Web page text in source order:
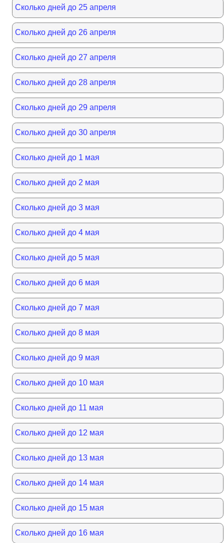
Сколько дней до 25 апреля
Сколько дней до 26 апреля
Сколько дней до 27 апреля
Сколько дней до 28 апреля
Сколько дней до 29 апреля
Сколько дней до 30 апреля
Сколько дней до 1 мая
Сколько дней до 2 мая
Сколько дней до 3 мая
Сколько дней до 4 мая
Сколько дней до 5 мая
Сколько дней до 6 мая
Сколько дней до 7 мая
Сколько дней до 8 мая
Сколько дней до 9 мая
Сколько дней до 10 мая
Сколько дней до 11 мая
Сколько дней до 12 мая
Сколько дней до 13 мая
Сколько дней до 14 мая
Сколько дней до 15 мая
Сколько дней до 16 мая